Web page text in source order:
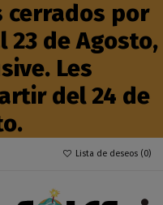
cerrados por
23 de Agosto,
Les
del 24 de
Lista de deseos (0)